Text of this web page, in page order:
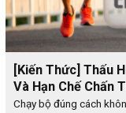
[Kiến Thức] Thấu
Và Hạn Chế Chấn
Chạy bộ đúng cách